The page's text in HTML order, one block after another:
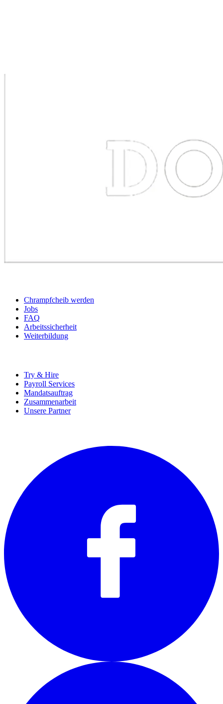
Chrampfcheib werden
Jobs
FAQ
Arbeitssicherheit
Weiterbildung
Try & Hire
Payroll Services
Mandatsauftrag
Zusammenarbeit
Unsere Partner